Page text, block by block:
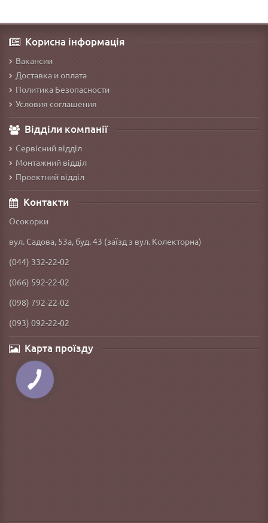
Корисна інформація
Вакансии
Доставка и оплата
Политика Безопасности
Условия соглашения
Відділи компанії
Сервісний відділ
Монтажний відділ
Проектний відділ
Контакти
Осокорки
вул. Садова, 53а, буд. 43 (заїзд з вул. Колекторна)
(044) 332-22-02
(066) 592-22-02
(098) 792-22-02
(093) 092-22-02
Карта проїзду